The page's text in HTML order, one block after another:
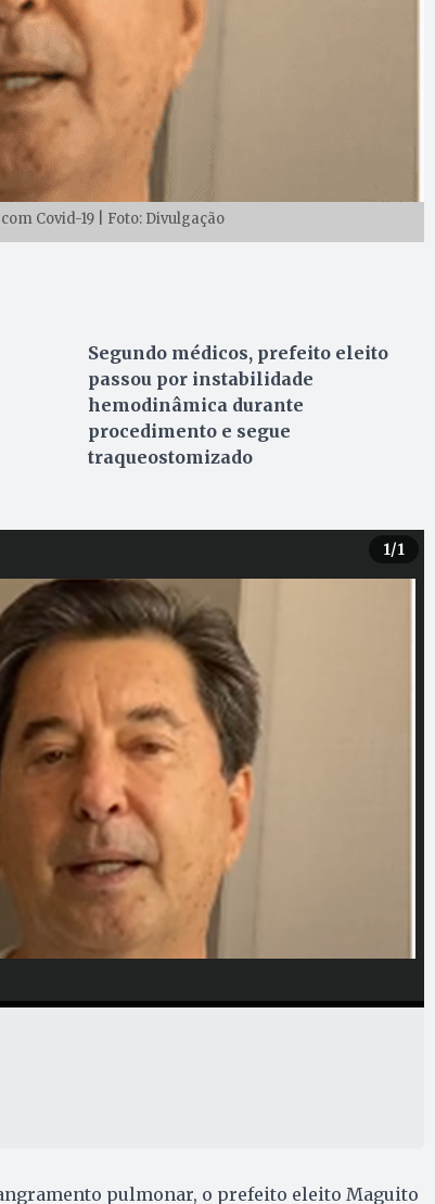
Covid-19 | Foto: Divulgação
Segundo médicos, prefeito eleito
passou por instabilidade
hemodinâmica durante
procedimento e segue
traqueostomizado
1/1
pulmonar, o prefeito eleito Maguito